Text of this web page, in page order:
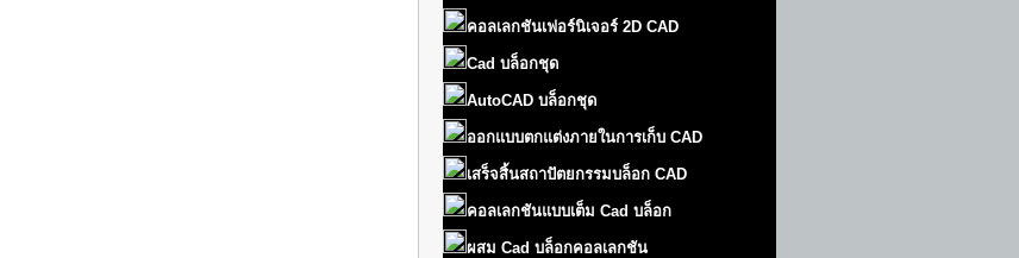
คอลเลกชันเฟอร์นิเจอร์ 2D CAD
Cad บล็อกชุด
AutoCAD บล็อกชุด
ออกแบบตกแต่งภายในการเก็บ CAD
เสร็จสิ้นสถาปัตยกรรมบล็อก CAD
คอลเลกชันแบบเต็ม Cad บล็อก
ผสม Cad บล็อกคอลเลกชัน